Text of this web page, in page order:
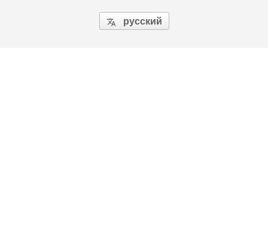
 русский